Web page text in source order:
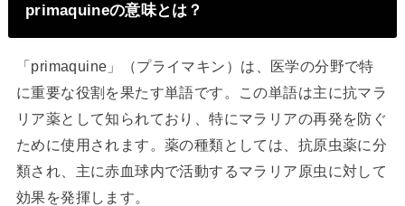
primaquineの意味とは？
「primaquine」（プライマキン）は、医学の分野で特
に重要な役割を果たす単語です。この単語は主に抗マラ
リア薬として知られており、特にマラリアの再発を防ぐ
ために使用されます。薬の種類としては、抗原虫薬に分
類され、主に赤血球内で活動するマラリア原虫に対して
効果を発揮します。